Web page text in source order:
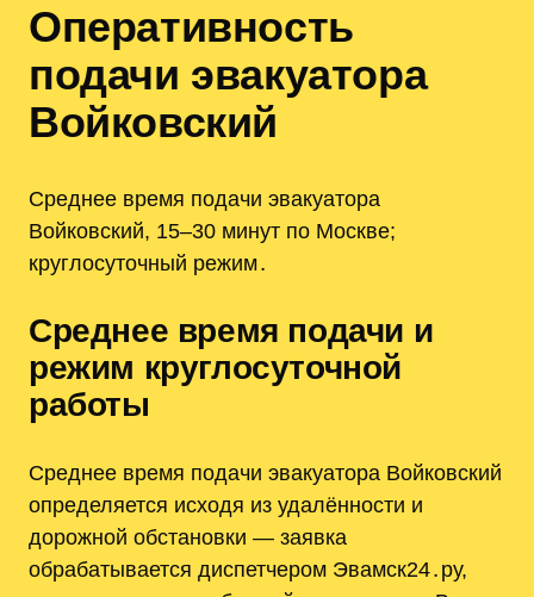
Оперативность
подачи эвакуатора
Войковский
Среднее время подачи эвакуатора
Войковский, 15–30 минут по Москве;
круглосуточный режим․
Среднее время подачи и
режим круглосуточной
работы
Среднее время подачи эвакуатора Войковский
определяется исходя из удалённости и
дорожной обстановки — заявка
обрабатывается диспетчером Эвамск24․ру,